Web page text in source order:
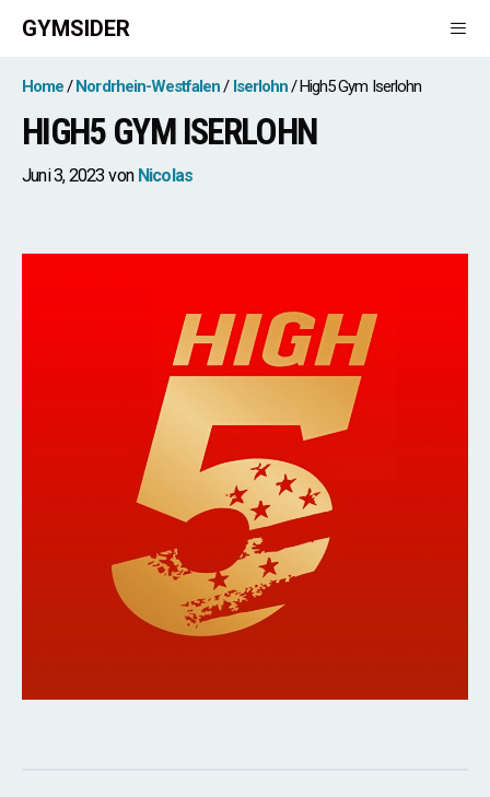
Zum
Inhalt
springen
GYMSIDER
Home Nordrhein-Westfalen Iserlohn High5 Gym Iserlohn
HIGH5 GYM ISERLOHN
Juni 3, 2023 von Nicolas